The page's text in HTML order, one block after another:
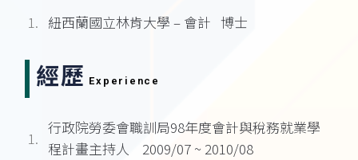
1. 紐西蘭國立林肯大學 – 會計 博士
經歷 Experience
1.
行政院勞委會職訓局98年度會計與稅務就業學
程計畫主持人 2009/07 ~ 2010/08